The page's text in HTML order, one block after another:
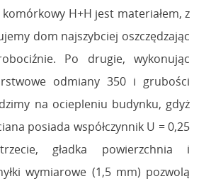
H+H jest materiałem, z
dom najszybciej oszczędzając
Po drugie, wykonując
odmiany 350 i grubości
na ociepleniu budynku, gdyż
posiada współczynnik U = 0,25
gładka powierzchnia i
wymiarowe (1,5 mm) pozwolą